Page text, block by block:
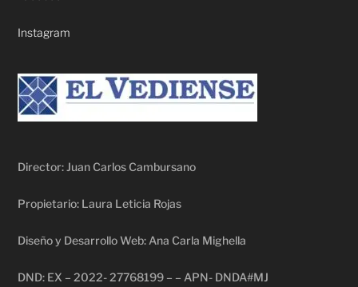
Instagram
Director: Juan Carlos Cambursano
Propietario: Laura Leticia Rojas
Diseño y Desarrollo Web: Ana Carla Mighella
DND: EX – 2022- 27768199 – – APN- DNDA#MJ